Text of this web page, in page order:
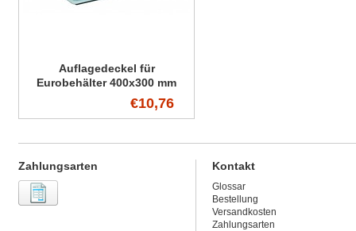
Auflagedeckel für
Eurobehälter 400x300 mm
€10,76
Zahlungsarten Kontakt
Glossar
Bestellung
Versandkosten
Zahlungsarten